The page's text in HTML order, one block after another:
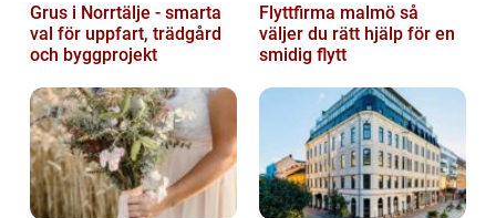
Grus i Norrtälje - smarta
val för uppfart, trädgård
och byggprojekt
Flyttfirma malmö så
väljer du rätt hjälp för en
smidig flytt